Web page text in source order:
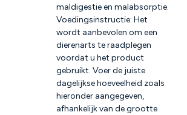
maldigestie en malabsorptie.
Voedingsinstructie: Het
wordt aanbevolen om een ​​
dierenarts te raadplegen
voordat u het product
gebruikt. Voer de juiste
dagelijkse hoeveelheid zoals
hieronder aangegeven,
afhankelijk van de grootte